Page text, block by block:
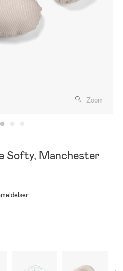
Zoom
Softy, Manchester